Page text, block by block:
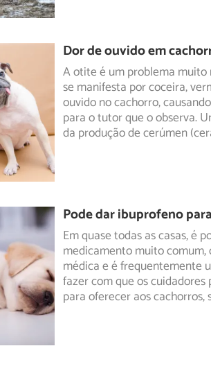
Dor de ouvido em
A otite é um problema
se manifesta por coceira,
ouvidono cachorro,
para o tutor que o observa.
da produção de cerúmen
Pode dar ibuprofeno
Em quase todas as casas, é
medicamento muito
médica e é frequentemente
fazer com que os
para oferecer aos